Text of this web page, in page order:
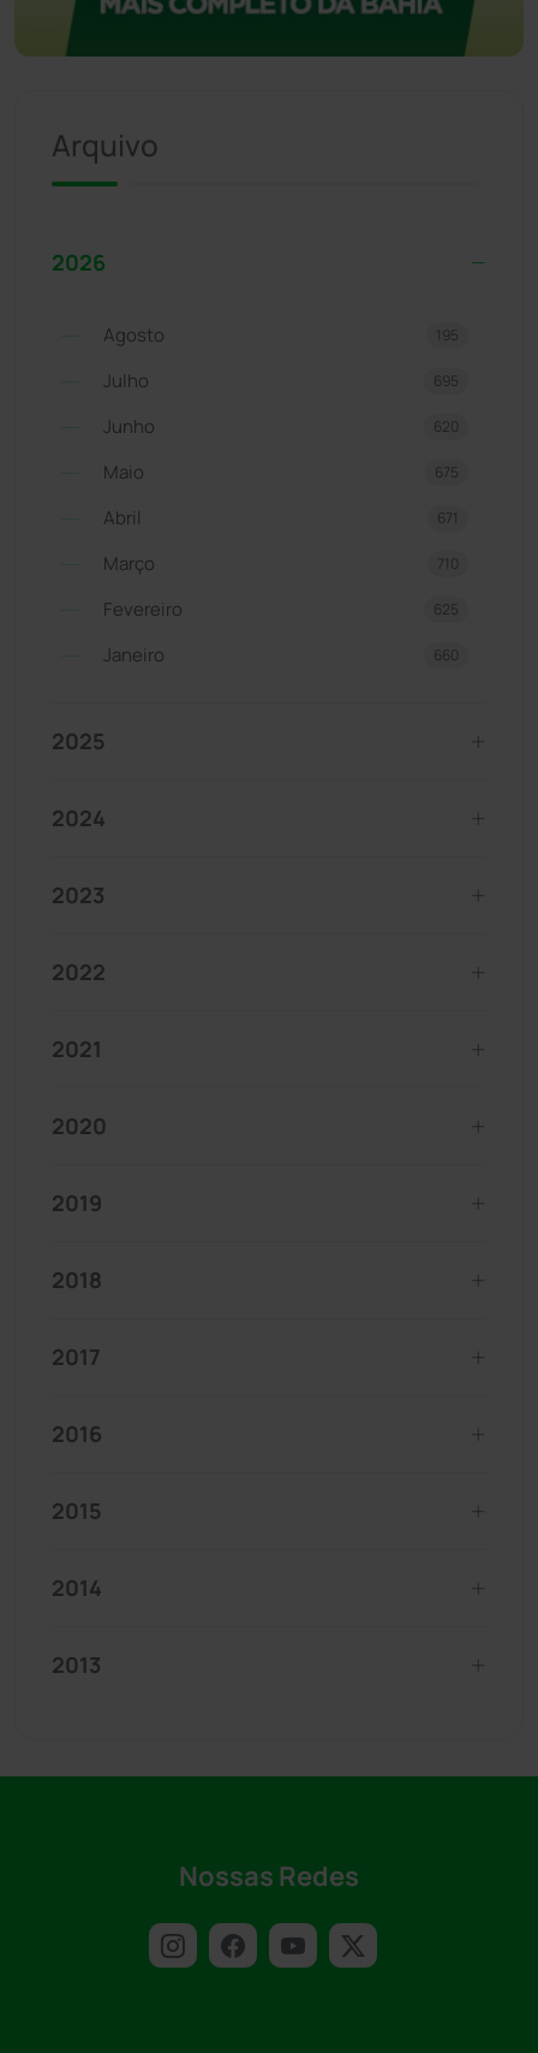
Arquivo
2026
Agosto 195
Julho 695
Junho 620
Maio 675
Abril 671
Março 710
Fevereiro 625
Janeiro 660
2025
2024
2023
2022
2021
2020
2019
2018
2017
2016
2015
2014
2013
Nossas Redes